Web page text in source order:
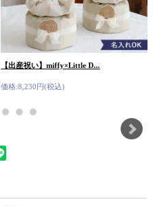
【出産祝い】miffy×Little D...
価格:8,230円(税込)